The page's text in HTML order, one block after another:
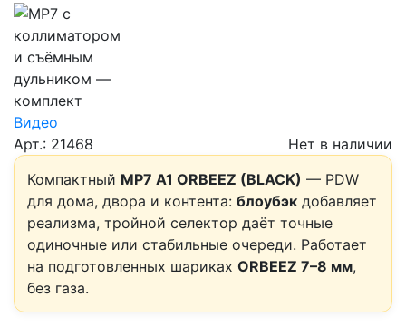
Видео
Арт.: 21468
Нет в наличии
Компактный MP7 A1 ORBEEZ (BLACK) — PDW
для дома, двора и контента: блоубэк добавляет
реализма, тройной селектор даёт точные
одиночные или стабильные очереди. Работает
на подготовленных шариках ORBEEZ 7–8 мм,
без газа.